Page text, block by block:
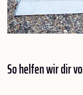
So helfen wir dir